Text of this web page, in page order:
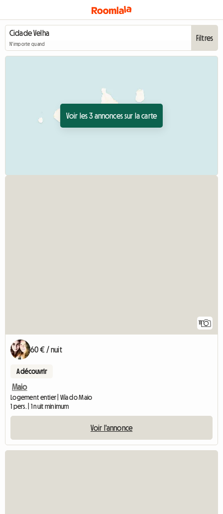
N'importe quand
Filtres
Voir les 3 annonces sur la carte
11
60 € / nuit
A découvrir
Maio
Logement entier | Vila do Maio
1 pers. | 1 nuit minimum
Voir l'annonce